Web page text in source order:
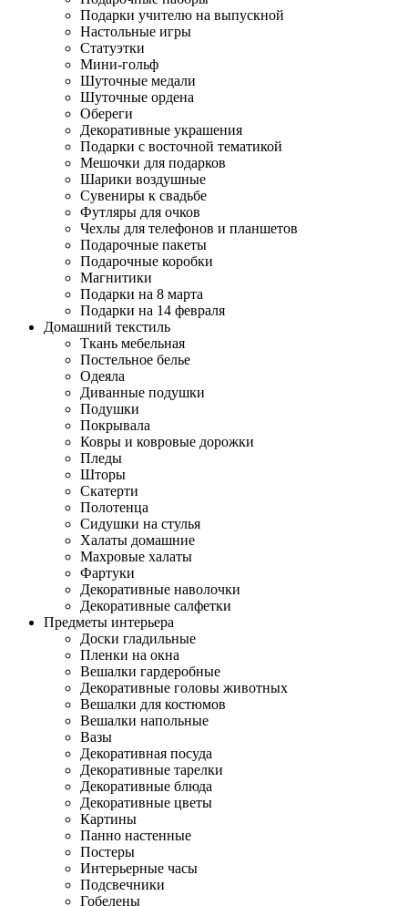
Подарки учителю на выпускной
Настольные игры
Статуэтки
Мини-гольф
Шуточные медали
Шуточные ордена
Обереги
Декоративные украшения
Подарки с восточной тематикой
Мешочки для подарков
Шарики воздушные
Сувениры к свадьбе
Футляры для очков
Чехлы для телефонов и планшетов
Подарочные пакеты
Подарочные коробки
Магнитики
Подарки на 8 марта
Подарки на 14 февраля
Домашний текстиль
Ткань мебельная
Постельное белье
Одеяла
Диванные подушки
Подушки
Покрывала
Ковры и ковровые дорожки
Пледы
Шторы
Скатерти
Полотенца
Сидушки на стулья
Халаты домашние
Махровые халаты
Фартуки
Декоративные наволочки
Декоративные салфетки
Предметы интерьера
Доски гладильные
Пленки на окна
Вешалки гардеробные
Декоративные головы животных
Вешалки для костюмов
Вешалки напольные
Вазы
Декоративная посуда
Декоративные тарелки
Декоративные блюда
Декоративные цветы
Картины
Панно настенные
Постеры
Интерьерные часы
Подсвечники
Гобелены